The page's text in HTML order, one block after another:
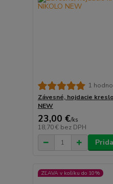
1
Závesné, hojdacie
NEW
23,00 €/ks
18,70 € bez DPH
ZĽAVA v košíku do 10%